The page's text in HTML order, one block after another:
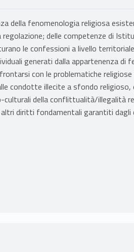
della fenomenologia religiosa
delle competenze di
le confessioni a livello
generati dalla appartenenza di
con le problematiche religiose
condotte illecite a sfondo religioso,
culturali della conflittualità/illegalità
diritti fondamentali garantiti dagli